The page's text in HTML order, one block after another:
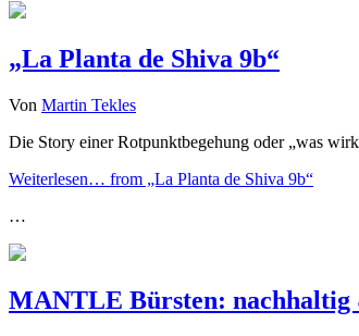
„La Planta de Shiva 9b“
Von Martin Tekles
Die Story einer Rotpunktbegehung oder „was
Weiterlesen… from „La Planta de Shiva 9b“
…
MANTLE Bürsten: